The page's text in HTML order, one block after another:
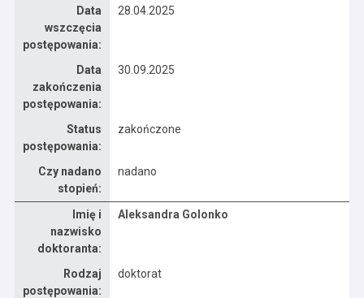
Data
wszczęcia
postępowania:
28.04.2025
Data
zakończenia
postępowania:
30.09.2025
Status
postępowania:
zakończone
Czy nadano
stopień:
nadano
Imię i
nazwisko
doktoranta:
Aleksandra Golonko
Rodzaj
postępowania:
doktorat